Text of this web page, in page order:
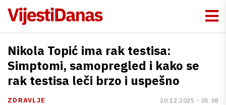
Nikola Topić ima rak testisa:
Simptomi, samopregled i kako se
rak testisa leči brzo i uspešno
ZDRAVLJE 20.12.2025 - 05:38